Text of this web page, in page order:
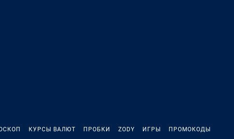
КУРСЫ ВАЛЮТ ПРОБКИ ZODY ИГРЫ ПРОМОКОДЫ